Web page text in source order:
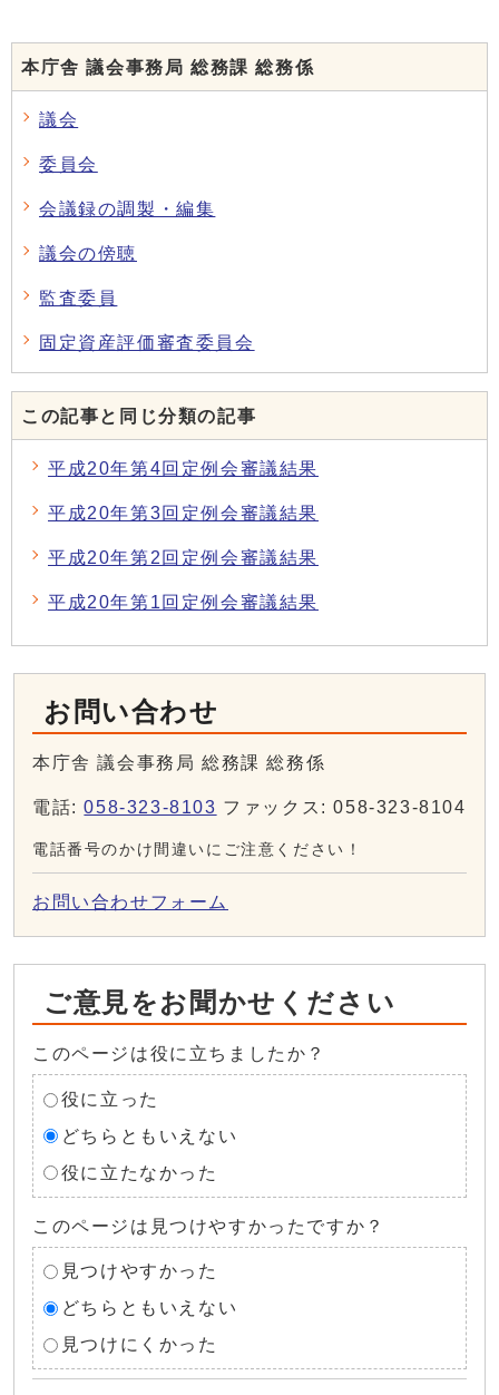
本庁舎 議会事務局 総務課 総務係
議会
委員会
会議録の調製・編集
議会の傍聴
監査委員
固定資産評価審査委員会
この記事と同じ分類の記事
平成20年第4回定例会審議結果
平成20年第3回定例会審議結果
平成20年第2回定例会審議結果
平成20年第1回定例会審議結果
お問い合わせ
本庁舎 議会事務局 総務課 総務係
電話:058-323-8103 ファックス: 058-323-8104
電話番号のかけ間違いにご注意ください！
お問い合わせフォーム
ご意見をお聞かせください
このページは役に立ちましたか？
役に立った
どちらともいえない
役に立たなかった
このページは見つけやすかったですか？
見つけやすかった
どちらともいえない
見つけにくかった